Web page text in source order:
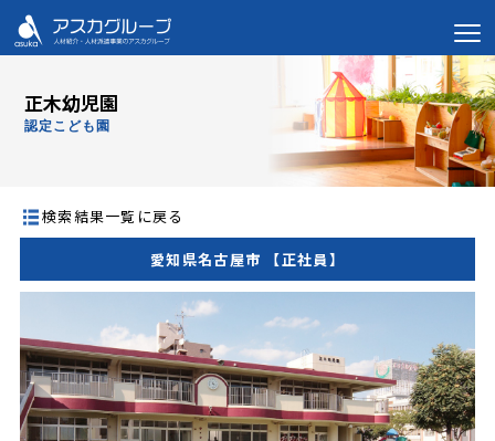
正木幼児園
認定こども園
検索結果一覧に戻る
愛知県名古屋市 【正社員】